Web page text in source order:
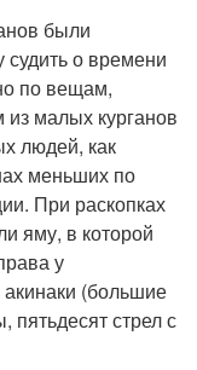
были
о времени
по вещам,
малых курганов
людей, как
меньших по
При раскопках
яму, в которой
у
(большие
стрел с